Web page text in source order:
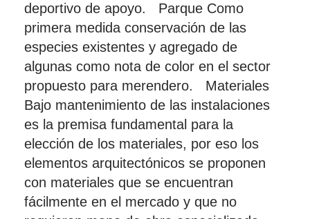
deportivo de apoyo. Parque Como
primera medida conservación de las
especies existentes y agregado de
algunas como nota de color en el sector
propuesto para merendero. Materiales
Bajo mantenimiento de las instalaciones
es la premisa fundamental para la
elección de los materiales, por eso los
elementos arquitectónicos se proponen
con materiales que se encuentran
fácilmente en el mercado y que no